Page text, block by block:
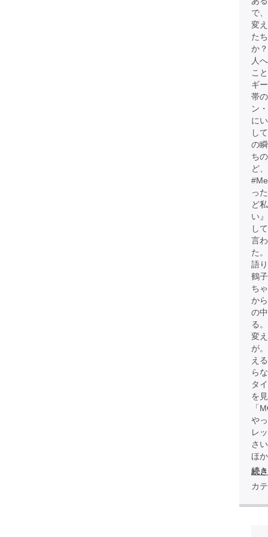
で
変
た
か
人
こ
ギ
帯
ン
に
し
の
ち
ど
っ
ど
い
し
言
た
語
鶴
ち
か
の
る
変
が
え
ら
タ
を
「
や
レ
さ
ほ
続
カ